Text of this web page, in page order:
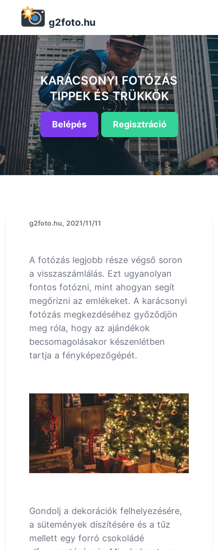
g2foto.hu
KARÁCSONYI FOTÓZÁS
TIPPEK ÉS TRÜKKÖK
Belépés Regisztráció
g2foto.hu, 2021/11/11
A fotózás legjobb része végső soron
a visszaszámlálás. Ezt ugyanolyan
fontos fotózni, mint ahogyan segít
megőrizni az emlékeket. A karácsonyi
fotózás megkezdéséhez győződjön
meg róla, hogy az ajándékok
becsomagolásakor készenlétben
tartja a fényképezőgépét.
Gondolj a dekorációk felhelyezésére,
a sütemények díszítésére és a tűz
mellett egy forró csokoládé